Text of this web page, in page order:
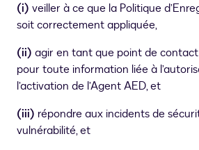
(i) veiller à ce que la Politique
soit correctement appliquée,
(ii) agir en tant que point de
pour toute information liée à
l’activation de l’Agent AED, et
(iii) répondre aux incidents de
vulnérabilité, et